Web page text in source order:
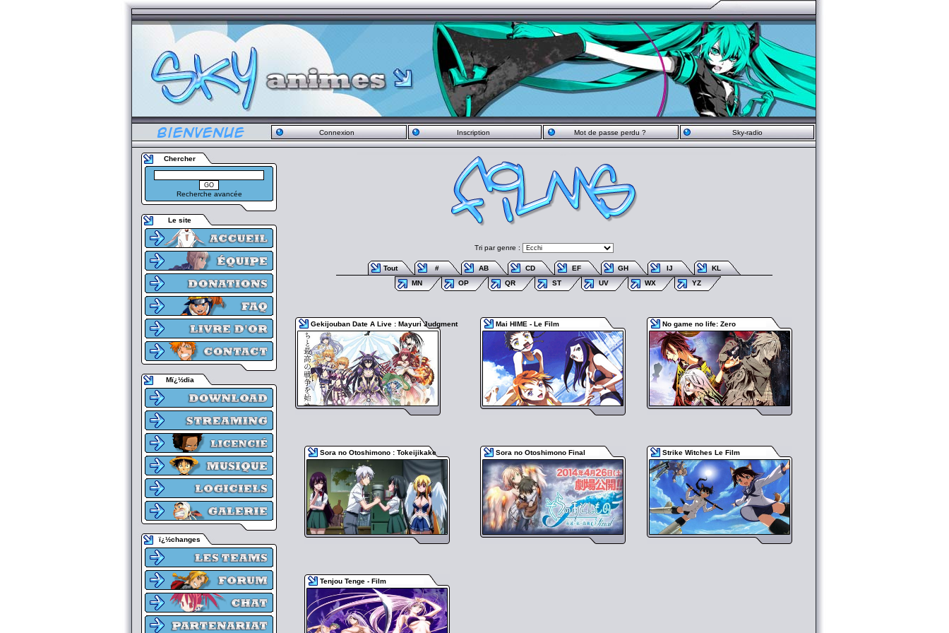
Connexion Inscription Mot de passe perdu ? Sky-radio
Chercher
Recherche avancée
Le site
Mï¿½dia
ï¿½changes
Tri par genre :
Tout # AB CD EF GH IJ
KL
MN
OP QR ST UV WX YZ
Gekijouban Date A Live : Mayuri Judgment Mai HIME - Le Film No game no life: Zero
Sora no Otoshimono : Tokeijikake Sora no Otoshimono Final Strike Witches Le Film
Tenjou Tenge - Film